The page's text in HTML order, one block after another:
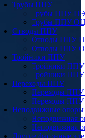
Трубы ППУ
Трубы ППУ ПЭ
Трубы ППУ ОЦ
Отводы ППУ
Отводы ППУ
Отводы ППУ
Тройники ППУ
Тройники
Тройники
Переходы ППУ
Переходы
Переходы
Неподвижные опоры
Неподвижная
Неподвижная
Другие фасонные